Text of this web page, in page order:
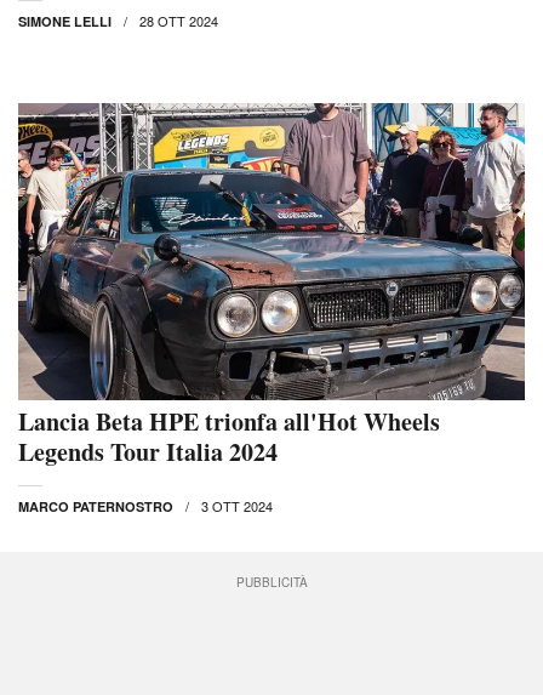
SIMONE LELLI 28 OTT 2024
Lancia Beta HPE trionfa all'Hot Wheels
Legends Tour Italia 2024
MARCO PATERNOSTRO 3 OTT 2024
PUBBLICITÀ